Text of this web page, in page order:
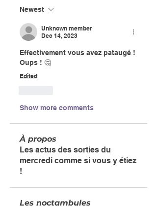
Newest
Unknown member
Dec 14, 2023
Effectivement vous avez pataugé !
Oups ! 🤔
Edited
Show more comments
À propos
Les actus des sorties du
mercredi comme si vous y étiez
!
Les noctambules